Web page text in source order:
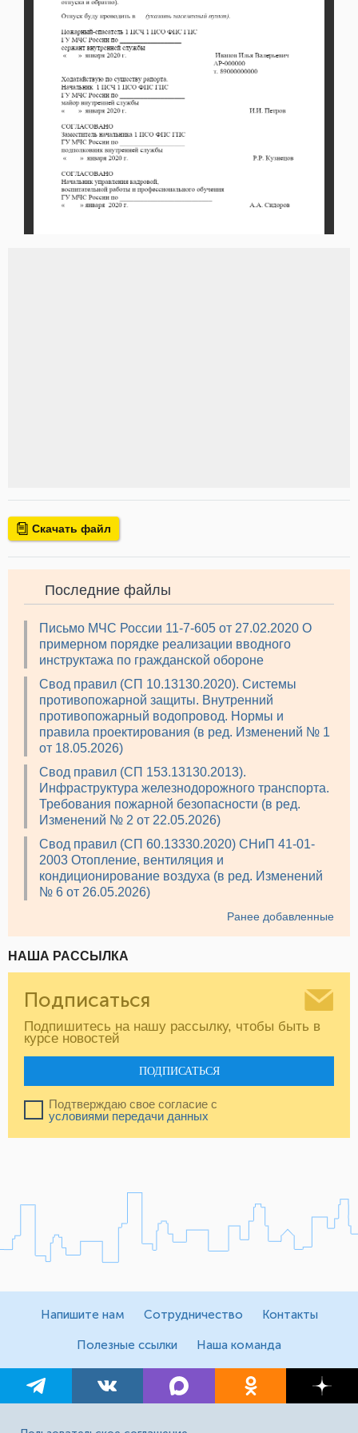
Скачать файл
Последние файлы
Письмо МЧС России 11-7-605 от 27.02.2020 О
примерном порядке реализации вводного
инструктажа по гражданской обороне
Свод правил (СП 10.13130.2020). Системы
противопожарной защиты. Внутренний
противопожарный водопровод. Нормы и
правила проектирования (в ред. Изменений № 1
от 18.05.2026)
Свод правил (СП 153.13130.2013).
Инфраструктура железнодорожного транспорта.
Требования пожарной безопасности (в ред.
Изменений № 2 от 22.05.2026)
Свод правил (СП 60.13330.2020) СНиП 41-01-
2003 Отопление, вентиляция и
кондиционирование воздуха (в ред. Изменений
№ 6 от 26.05.2026)
Ранее добавленные
НАША РАССЫЛКА
Подписаться
Подпишитесь на нашу рассылку, чтобы быть в
курсе новостей
ПОДПИСАТЬСЯ
Подтверждаю свое согласие с
условиями передачи данных
Напишите нам Сотрудничество Контакты
Полезные ссылки Наша команда